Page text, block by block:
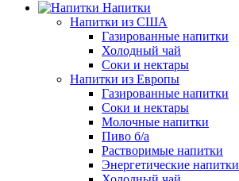
Напитки
Напитки из США
Газированные напитки
Холодный чай
Соки и нектары
Напитки из Европы
Газированные напитки
Соки и нектары
Молочные напитки
Пиво б/а
Растворимые напитки
Энергетические напитки